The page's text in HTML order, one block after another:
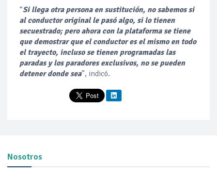
“Si llega otra persona en sustitución, no sabemos si
al conductor original le pasó algo, si lo tienen
secuestrado; pero ahora con la plataforma se tiene
que demostrar que el conductor es el mismo en todo
el trayecto, incluso se tienen programadas las
paradas y los paradores exclusivos, no se pueden
detener donde sea”, indicó.
Nosotros